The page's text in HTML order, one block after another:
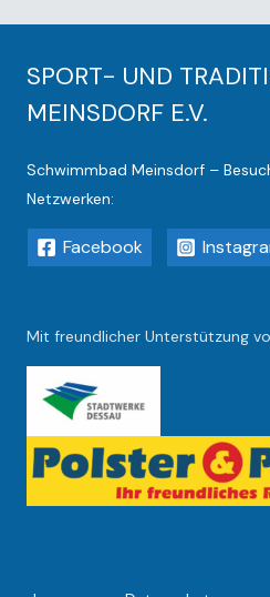
SPORT- UND
MEINSDORF E.V.
Schwimmbad Meinsdorf –
Netzwerken:
Facebook
Mit freundlicher Unterstützung